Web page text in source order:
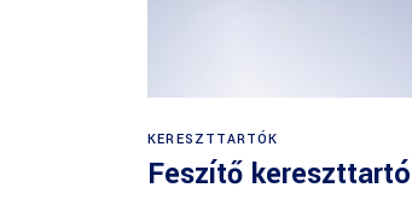
KERESZTTARTÓK
Feszítő